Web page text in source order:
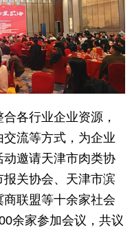
各行业企业资源，
流等方式，为企业
邀请天津市肉类协
关协会、天津市滨
联盟等十余家社会
余家参加会议，共议